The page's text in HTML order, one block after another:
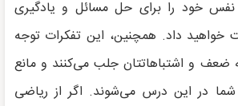
نفس خود را برای حل مسائل و یادگیری
داد. همچنین، این تفکرات توجه
و اشتباهاتتان جلب می‌کنند و مانع
در این درس می‌شوند. اگر از ریاضی